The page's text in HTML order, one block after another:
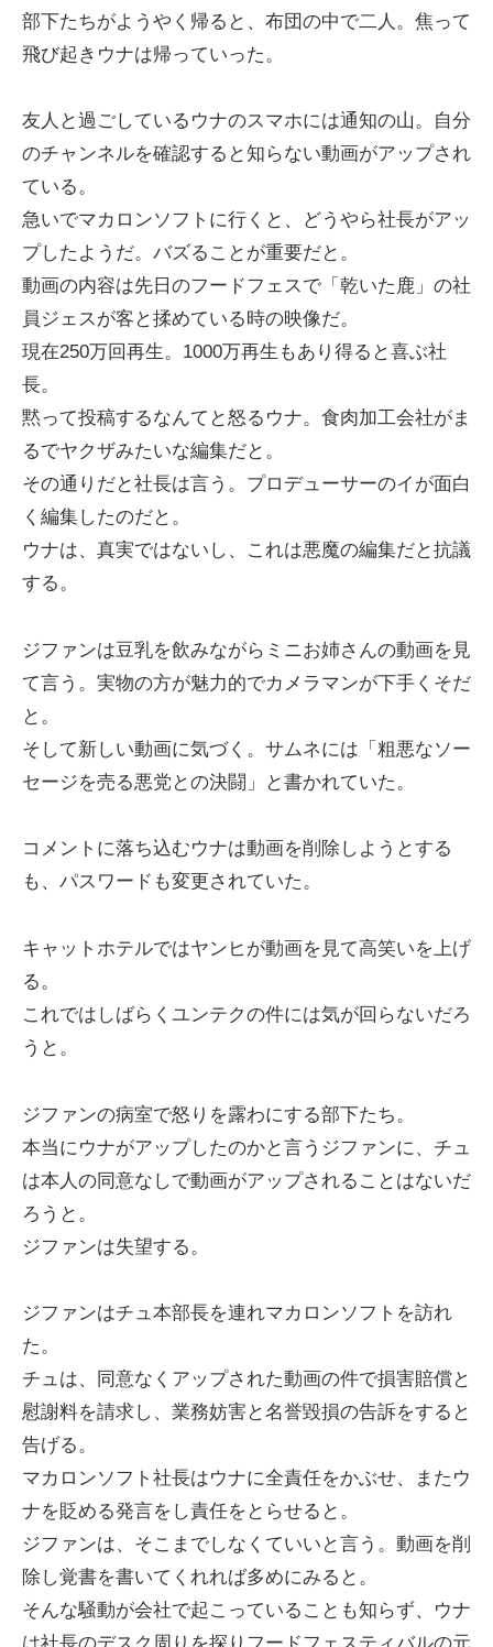
部下たちがようやく帰ると、布団の中で二人。焦って
飛び起きウナは帰っていった。
友人と過ごしているウナのスマホには通知の山。自分
のチャンネルを確認すると知らない動画がアップされ
ている。
急いでマカロンソフトに行くと、どうやら社長がアッ
プしたようだ。バズることが重要だと。
動画の内容は先日のフードフェスで「乾いた鹿」の社
員ジェスが客と揉めている時の映像だ。
現在250万回再生。1000万再生もあり得ると喜ぶ社
長。
黙って投稿するなんてと怒るウナ。食肉加工会社がま
るでヤクザみたいな編集だと。
その通りだと社長は言う。プロデューサーのイが面白
く編集したのだと。
ウナは、真実ではないし、これは悪魔の編集だと抗議
する。
ジファンは豆乳を飲みながらミニお姉さんの動画を見
て言う。実物の方が魅力的でカメラマンが下手くそだ
と。
そして新しい動画に気づく。サムネには「粗悪なソー
セージを売る悪党との決闘」と書かれていた。
コメントに落ち込むウナは動画を削除しようとする
も、パスワードも変更されていた。
キャットホテルではヤンヒが動画を見て高笑いを上げ
る。
これではしばらくユンテクの件には気が回らないだろ
うと。
ジファンの病室で怒りを露わにする部下たち。
本当にウナがアップしたのかと言うジファンに、チュ
は本人の同意なしで動画がアップされることはないだ
ろうと。
ジファンは失望する。
ジファンはチュ本部長を連れマカロンソフトを訪れ
た。
チュは、同意なくアップされた動画の件で損害賠償と
慰謝料を請求し、業務妨害と名誉毀損の告訴をすると
告げる。
マカロンソフト社長はウナに全責任をかぶせ、またウ
ナを貶める発言をし責任をとらせると。
ジファンは、そこまでしなくていいと言う。動画を削
除し覚書を書いてくれれば多めにみると。
そんな騒動が会社で起こっていることも知らず、ウナ